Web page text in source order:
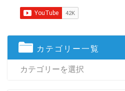
カテゴリー一覧